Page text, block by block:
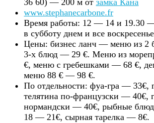
36 60) — 200 м от замка Кана
www.stephanecarbone.fr
Время работы: 12 — 14 и 19.30
в субботу днем и все воскресенье
Цены: бизнес ланч — меню из 2
3-х блюд — 29 €. Меню из
€, меню с гребешками — 68 €,
меню 88 € — 98 €.
По отдельности: фуа-гра — 33€,
телятина по-французски — 40€,
нормандски — 40€, рыбные
18 — 21€, сырная тарелка — 8€.